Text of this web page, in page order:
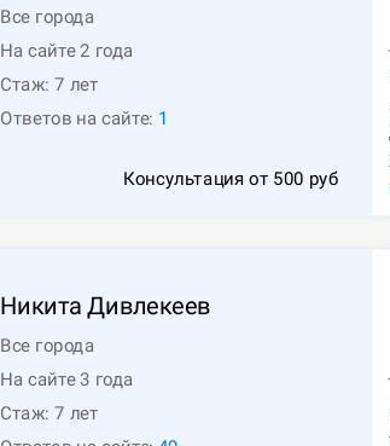
Все города
На сайте 2 года
Стаж:7 лет
Ответов на сайте: 1
Консультация от 500 руб
Никита Дивлекеев
Все города
На сайте 3 года
Стаж:7 лет